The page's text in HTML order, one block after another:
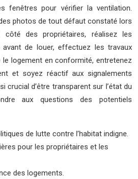
fenêtres pour vérifier la ventilation.
photos de tout défaut constaté lors
côté des propriétaires, réalisez les
avant de louer, effectuez les travaux
logement en conformité, entretenez
et soyez réactif aux signalements
crucial d’être transparent sur l’état du
aux questions des potentiels
de lutte contre l’habitat indigne.
pour les propriétaires et les
des logements.